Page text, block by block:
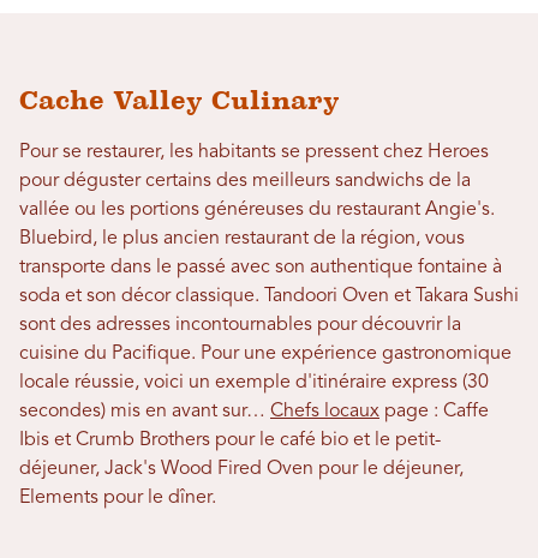
Cache Valley Culinary
Pour se restaurer, les habitants se pressent chez Heroes
pour déguster certains des meilleurs sandwichs de la
vallée ou les portions généreuses du restaurant Angie's.
Bluebird, le plus ancien restaurant de la région, vous
transporte dans le passé avec son authentique fontaine à
soda et son décor classique. Tandoori Oven et Takara Sushi
sont des adresses incontournables pour découvrir la
cuisine du Pacifique. Pour une expérience gastronomique
locale réussie, voici un exemple d'itinéraire express (30
secondes) mis en avant sur… Chefs locaux page : Caffe
Ibis et Crumb Brothers pour le café bio et le petit-
déjeuner, Jack's Wood Fired Oven pour le déjeuner,
Elements pour le dîner.